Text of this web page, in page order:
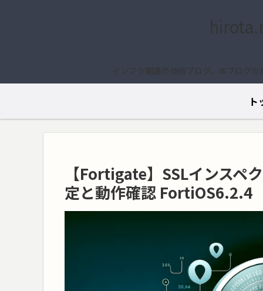
インフラ関連の技術ブログ。本ブログ
ト
【Fortigate】SSLインス
定と動作確認 FortiOS6.2.4